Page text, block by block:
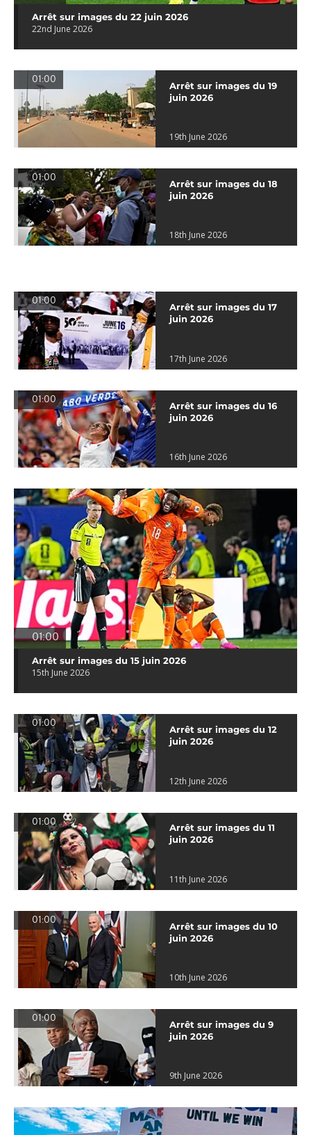
Arrêt sur images du 22 juin 2026
22nd June 2026
01:00
Arrêt sur images du 19
juin 2026
19th June 2026
01:00
Arrêt sur images du 18
juin 2026
18th June 2026
01:00
Arrêt sur images du 17
juin 2026
17th June 2026
01:00
Arrêt sur images du 16
juin 2026
16th June 2026
01:00
Arrêt sur images du 15 juin 2026
15th June 2026
01:00
Arrêt sur images du 12
juin 2026
12th June 2026
01:00
Arrêt sur images du 11
juin 2026
11th June 2026
01:00
Arrêt sur images du 10
juin 2026
10th June 2026
01:00
Arrêt sur images du 9
juin 2026
9th June 2026